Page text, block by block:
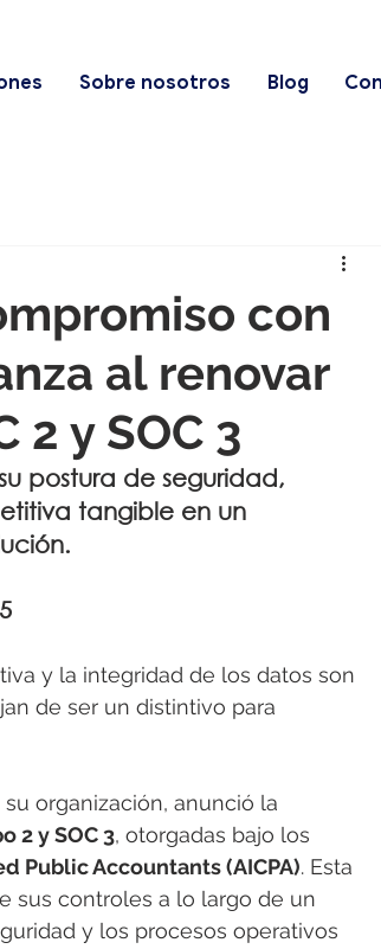
Sobre nosotros Blog
con
al renovar
2 y SOC 3
postura de seguridad,
tangible en un
y la integridad de los datos son
de ser un distintivo para
organización, anunció la
2 y SOC 3, otorgadas bajo los
Public Accountants (AICPA). Esta
sus controles a lo largo de un
y los procesos operativos